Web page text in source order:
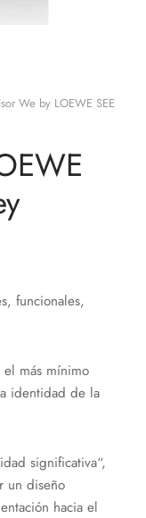
We by LOEWE SEE
funcionales,
más mínimo
identidad de la
significativa“,
un diseño
hacia el